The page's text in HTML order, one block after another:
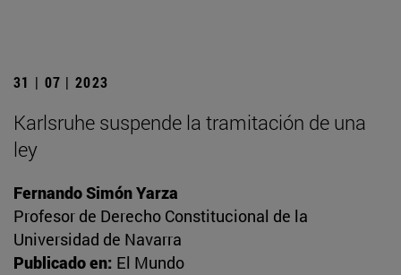
31 | 07 | 2023
Karlsruhe suspende la tramitación de una
ley
Fernando Simón Yarza
Profesor de Derecho Constitucional de la
Universidad de Navarra
Publicado en: El Mundo